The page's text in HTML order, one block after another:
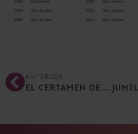
ANTERIOR
EL CERTAMEN DE CALIDAD VINOS DOP JUMILLA HOMENAJEA A LA CIUDAD DE JUMILLA EN SU 30 EDICIÓN